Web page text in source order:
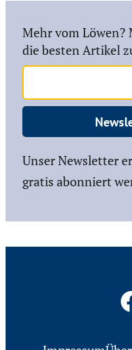
Mehr vom Löwen?
die besten Artikel
Unser Newsletter
gratis abonniert